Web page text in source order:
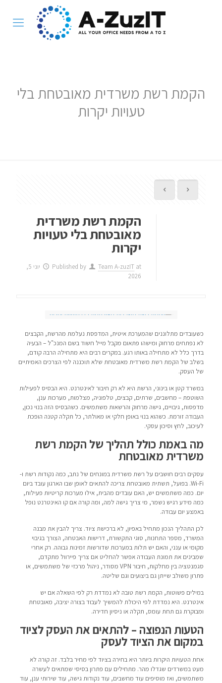
הקמת רשת משרדית מאובטחת בלי
טעויות יקרות
הקמת רשת משרדית
מאובטחת בלי טעויות
יקרות
Published by Team A-zuzIT at
יוני 5,
2026
כשעובדים מתלוננים שהמערכת איטית, המדפסת נעלמת מהרשת, הקבצים
לא נפתחים מרחוק ומישהו פתאום מקבל מייל חשוד בשם המנכ"ל – הבעיה
בדרך כלל לא מתחילה באותו רגע. במקרים רבים היא מתחילה הרבה קודם,
בשלב של הקמת רשת משרדית מאובטחת שלא תוכננה לפי הצרכים האמיתיים
של העסק.
במשרד קטן או בינוני, הרשת היא לא רק חיבור לאינטרנט. היא הבסיס לפעילות
השוטפת – מחשבים, שרתים, קבצים, טלפוניה, מצלמות, מערכות ענן,
מדפסות, גיבויים, גישה מרחוק והרשאות משתמשים. כשהבסיס הזה בנוי נכון,
העבודה זורמת. כשהוא בנוי באופן חלקי או מאולתר, כל תקלה קטנה הופכת
לעיכוב, לחץ וסיכון עסקי.
מה באמת כולל תהליך של הקמת רשת
משרדית מאובטחת
עסקים רבים חושבים על רשת משרדית במונחים של נתב, כמה נקודות רשת ו-
Wi-Fi. בפועל, תשתית מאובטחת צריכה להתאים לאופן שבו הארגון עובד ביום
יום. כמה משתמשים יש, האם עובדים מהבית, אילו מערכות קריטיות פעילות,
כמה מידע רגיש נשמר, מי צריך גישה למה, ומה קורה אם קו האינטרנט נופל
באמצע יום עבודה.
לכן התהליך הנכון מתחיל באפיון, לא ברכישת ציוד. צריך להבין את מבנה
המשרד, מספר התחנות, סוגי התקשורת, דרישות האבטחה, הצורך בגיבוי
מקומי או ענני, והאם יש תלות במערכות שדורשות זמינות גבוהה. רק אחרי
שמבינים את תמונת העבודה אפשר להחליט אם צריך פיירוול מתקדם,
סגמנטציה בין מחלקות, חיבור VPN מסודר, ניהול מרכזי של משתמשים, או
פתרון משולב שייתן גם ביצועים וגם שליטה.
במילים פשוטות, הקמת רשת טובה לא נמדדת רק לפי השאלה אם יש
אינטרנט. היא נמדדת לפי היכולת להמשיך לעבוד בצורה יציבה, מאובטחת
ומבוקרת גם תחת עומס, תקלה או ניסיון חדירה.
הטעות הנפוצה – להתאים את העסק לציוד
במקום את הציוד לעסק
אחת הטעויות היקרות ביותר היא בחירה בציוד לפי מחיר בלבד. זה קורה לא
מעט במשרדים שגדלו מהר. מתחילים עם פתרון בסיסי שמתאים לעשרה
משתמשים, ואז מוסיפים עוד מחשבים, עוד נקודות גישה, עוד שירותי ענן, עוד